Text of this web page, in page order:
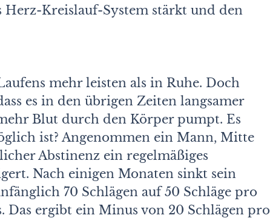
Herz-Kreislauf-System stärkt und den
mehr leisten als in Ruhe. Doch
es in den übrigen Zeiten langsamer
Blut durch den Körper pumpt. Es
ist? Angenommen ein Mann, Mitte
Abstinenz ein regelmäßiges
Nach einigen Monaten sinkt sein
70 Schlägen auf 50 Schläge pro
Das ergibt ein Minus von 20 Schlägen pro